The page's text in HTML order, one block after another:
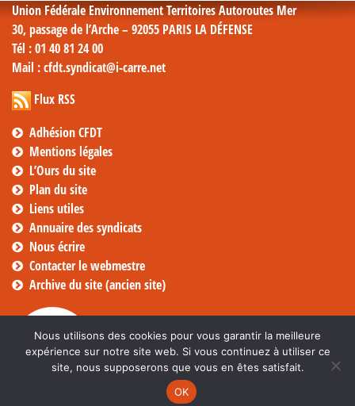
Union Fédérale Environnement Territoires Autoroutes Mer
30, passage de l’Arche – 92055 PARIS LA DÉFENSE
Tél : 01 40 81 24 00
Mail : cfdt.syndicat@i-carre.net
Flux RSS
Adhésion CFDT
Mentions légales
L’Ours du site
Plan du site
Liens utiles
Annuaire des syndicats
Nous écrire
Contacter le webmestre
Archive du site (ancien site)
Nous utilisons des cookies pour vous garantir la meilleure
expérience sur notre site web. Si vous continuez à utiliser ce
site, nous supposerons que vous en êtes satisfait.
OK